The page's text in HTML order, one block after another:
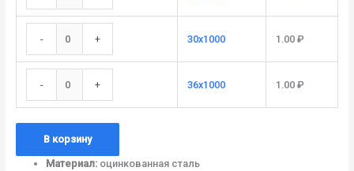
- + 30x1000 1.00₽
- + 36x1000 1.00₽
В корзину
Материал:оцинкованная сталь